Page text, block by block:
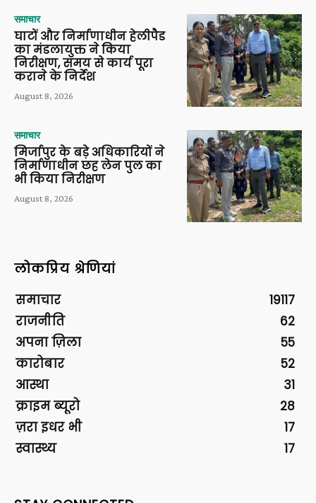
समाचार
घाटों और निर्माणाधीन हेलीपैड
का मंडलायुक्त ने किया
निरीक्षण, समय से कार्य पूरा
कराने के निर्देश
August 8, 2026
समाचार
मिर्जापुर के बड़े अधिकारियों ने
निर्माणाधीन छह लेन पुल का
भी किया निरीक्षण
August 8, 2026
लोकप्रिय श्रेणियां
समाचार
19117
राजनीति
62
अपना ज़िला
55
कारोबार
52
आस्था
31
क्राइम ब्यूरो
28
ज़रा इधर भी
17
स्वास्थ्य
17